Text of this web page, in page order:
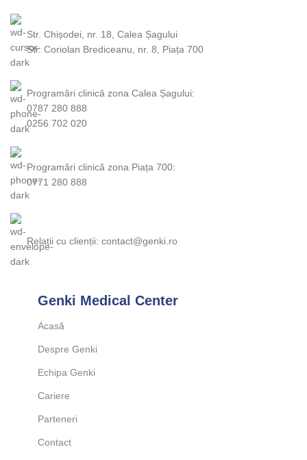
Str. Chișodei, nr. 18, Calea Șagului
Str. Coriolan Brediceanu, nr. 8, Piața 700
Programări clinică zona Calea Șagului:
0787 280 888
0256 702 020
Programări clinică zona Piața 700:
0771 280 888
Relații cu clienții: contact@genki.ro
Genki Medical Center
Acasă
Despre Genki
Echipa Genki
Cariere
Parteneri
Contact